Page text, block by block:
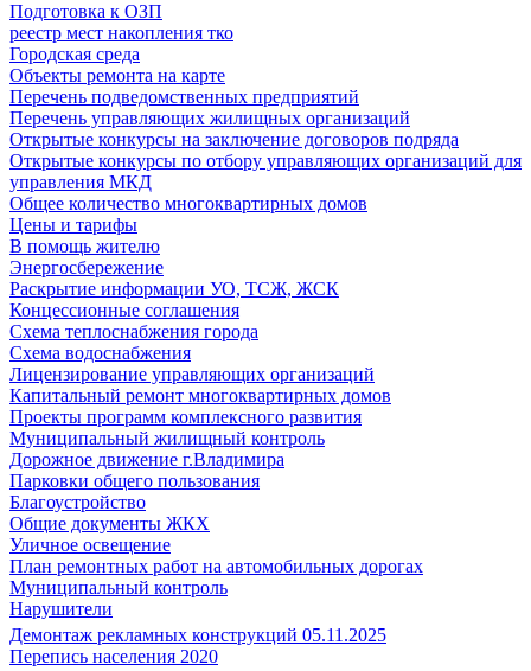
Подготовка к ОЗП
реестр мест накопления тко
Городская среда
Объекты ремонта на карте
Перечень подведомственных предприятий
Перечень управляющих жилищных организаций
Открытые конкурсы на заключение договоров подряда
Открытые конкурсы по отбору управляющих организаций для
управления МКД
Общее количество многоквартирных домов
Цены и тарифы
В помощь жителю
Энергосбережение
Раскрытие информации УО, ТСЖ, ЖСК
Концессионные соглашения
Схема теплоснабжения города
Схема водоснабжения
Лицензирование управляющих организаций
Капитальный ремонт многоквартирных домов
Проекты программ комплексного развития
Муниципальный жилищный контроль
Дорожное движение г.Владимира
Парковки общего пользования
Благоустройство
Общие документы ЖКХ
Уличное освещение
План ремонтных работ на автомобильных дорогах
Муниципальный контроль
Нарушители
Демонтаж рекламных конструкций 05.11.2025
Перепись населения 2020